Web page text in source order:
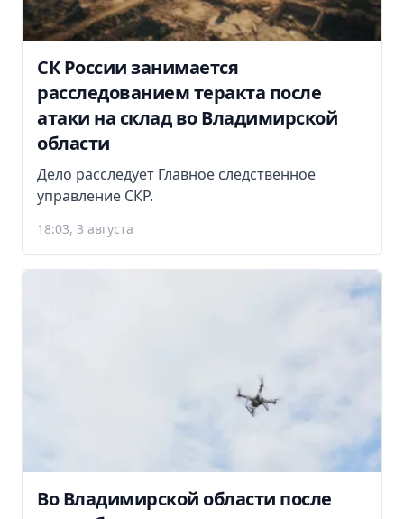
СК России занимается
расследованием теракта после
атаки на склад во Владимирской
области
Дело расследует Главное следственное
управление СКР.
18:03, 3 августа
Во Владимирской области после